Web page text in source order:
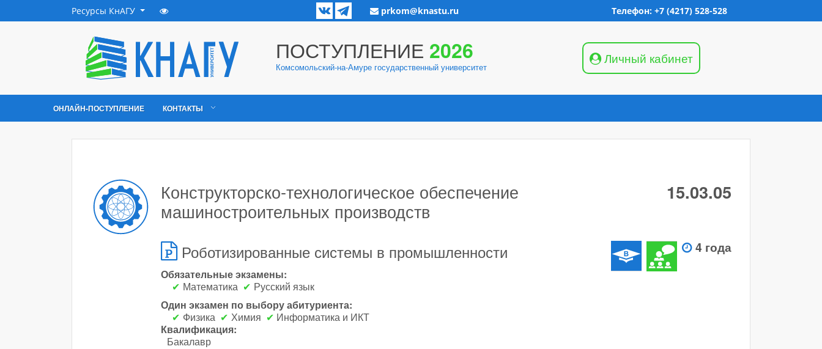
Ресурсы КнАГУ prkom@knastu.ru Телефон: +7 (4217) 528-528
ПОСТУПЛЕНИЕ 2026
Комсомольский-на-Амуре государственный университет
Личный кабинет
ОНЛАЙН-ПОСТУПЛЕНИЕ КОНТАКТЫ
Конструкторско-технологическое обеспечение
машиностроительных производств
15.03.05
Роботизированные системы в промышленности
Обязательные экзамены:
Математика
Русский язык
Один экзамен по выбору абитуриента:
Физика
Химия
Информатика и ИКТ
Квалификация:
Бакалавр
4 года